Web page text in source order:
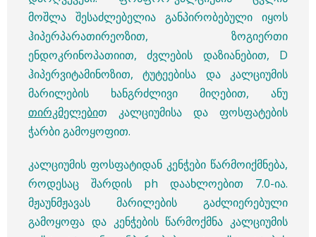
მოშლა შესაძლებელია განპირობებული იყოს
ჰიპერპარათირეოზით, ზოგიერთი
ენდოკრინოპათიით, ძვლების დაზიანებით, D
ჰიპერვიტამინოზით, ტუტეებისა და კალციუმის
მარილების ხანგრძლივი მიღებით, ანუ
თირკმელებით კალციუმისა და ფოსფატების
ჭარბი გამოყოფით.
კალციუმის ფოსფატიდან კენჭები წარმოიქმნება,
როდესაც შარდის ph დაახლოებით 7.0-ია.
მჟაუნმჟავას მარილების გაძლიერებული
გამოყოფა და კენჭების წარმოქმნა კალციუმის